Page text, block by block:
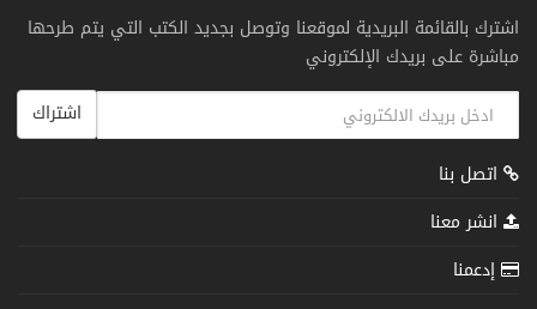
اشترك بالقائمة البريدية لموقعنا وتوصل بجديد الكتب التي يتم طرحها
مباشرة على بريدك الإلكتروني
اشتراك
اتصل بنا
انشر معنا
إدعمنا